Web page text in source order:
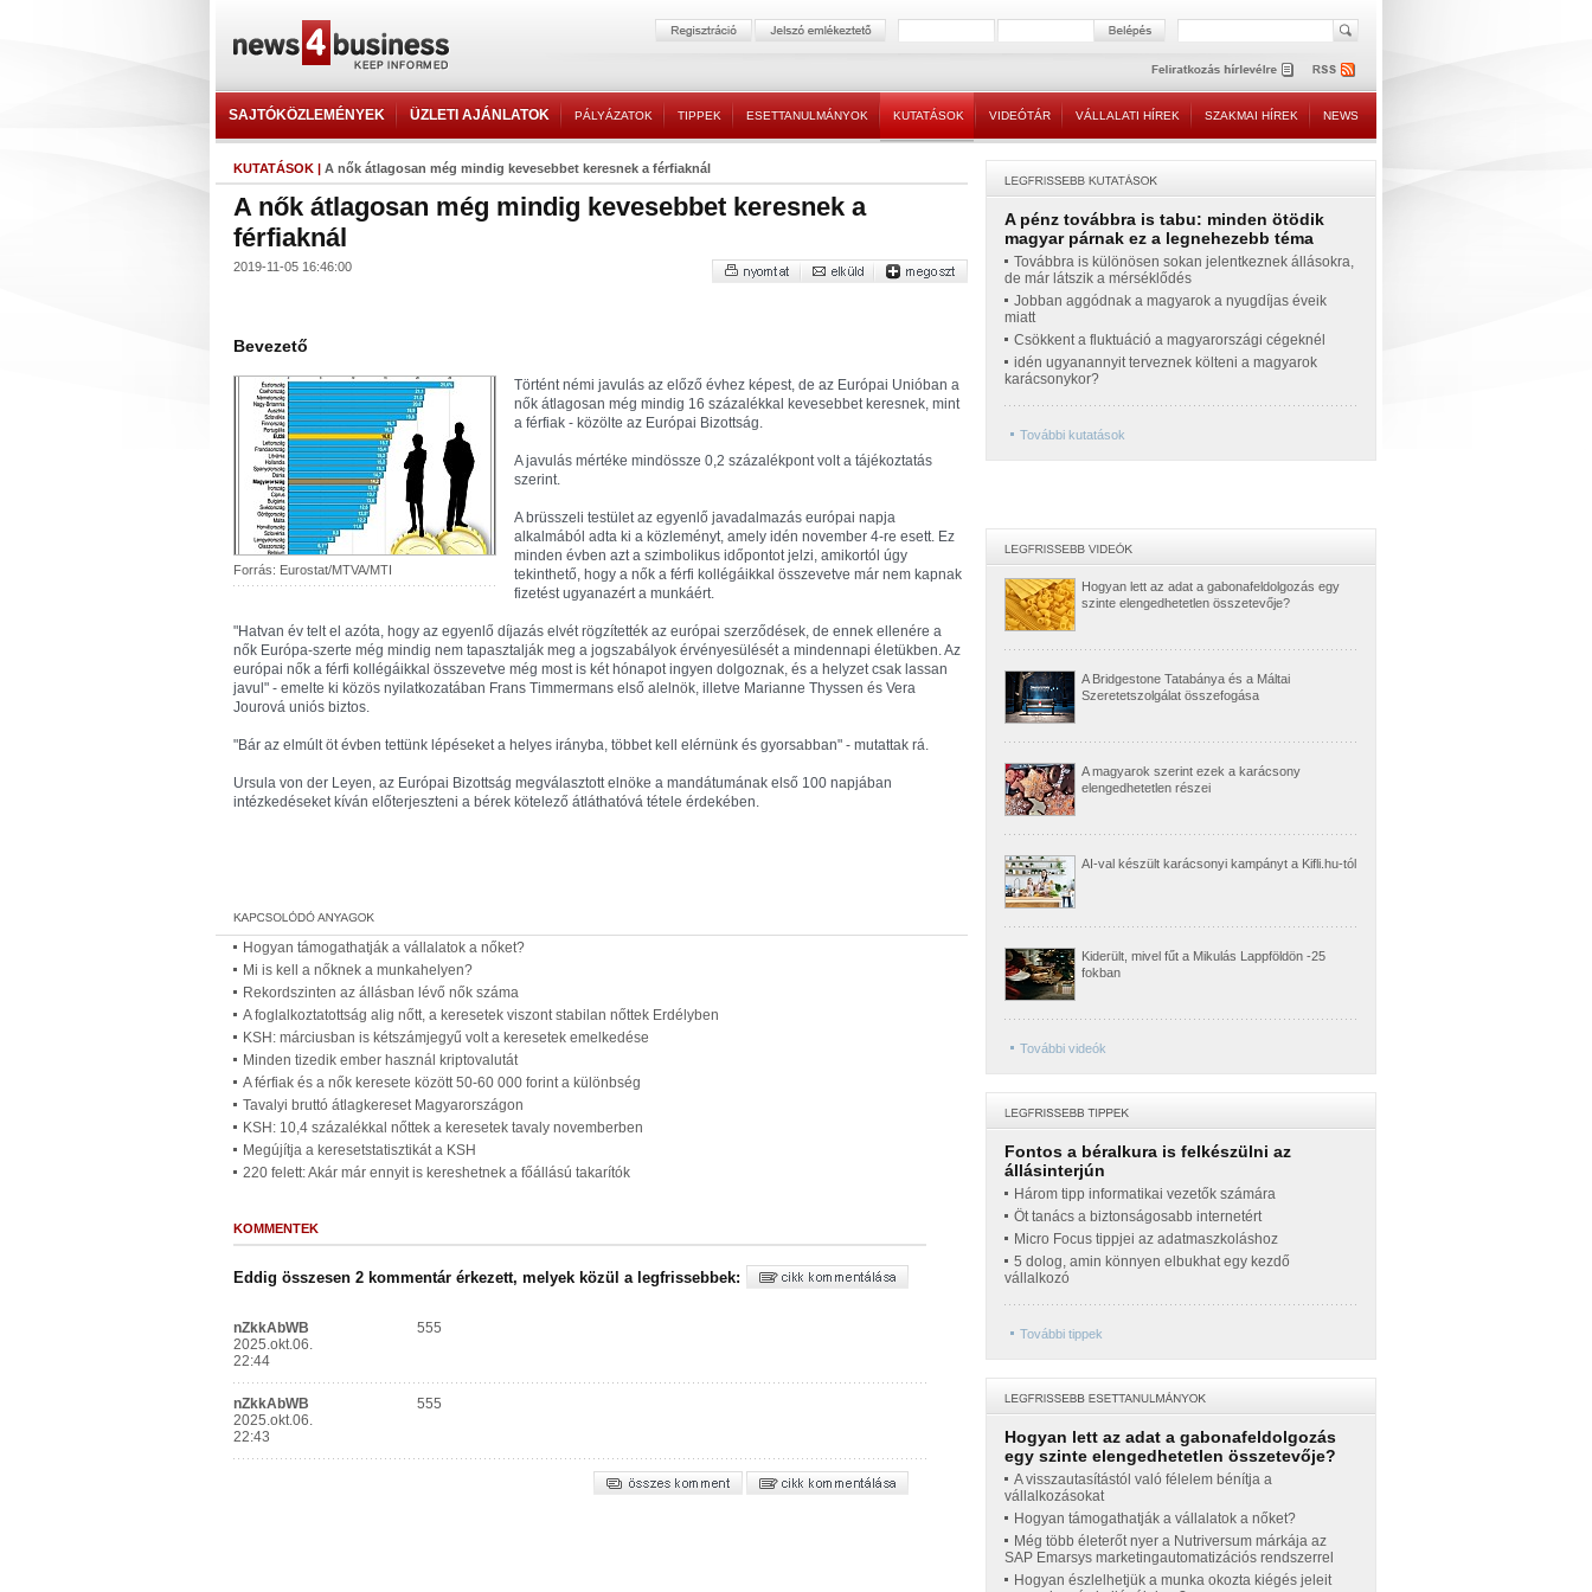
SAJTÓKÖZLEMÉNYEK ÜZLETI AJÁNLATOK PÁLYÁZATOK TIPPEK ESETTANULMÁNYOK KUTATÁSOK VIDEÓTÁR VÁLLALATI HÍREK SZAKMAI HÍREK NEWS
KUTATÁSOK | A nők átlagosan még mindig kevesebbet keresnek a férfiaknál
A nők átlagosan még mindig kevesebbet keresnek a
férfiaknál
2019-11-05 16:46:00
Bevezető
Forrás: Eurostat/MTVA/MTI
Történt némi javulás az előző évhez képest, de az Európai Unióban a
nők átlagosan még mindig 16 százalékkal kevesebbet keresnek, mint
a férfiak - közölte az Európai Bizottság.
A javulás mértéke mindössze 0,2 százalékpont volt a tájékoztatás
szerint.
A brüsszeli testület az egyenlő javadalmazás európai napja
alkalmából adta ki a közleményt, amely idén november 4-re esett. Ez
minden évben azt a szimbolikus időpontot jelzi, amikortól úgy
tekinthető, hogy a nők a férfi kollégáikkal összevetve már nem kapnak
fizetést ugyanazért a munkáért.
"Hatvan év telt el azóta, hogy az egyenlő díjazás elvét rögzítették az európai szerződések, de ennek ellenére a
nők Európa-szerte még mindig nem tapasztalják meg a jogszabályok érvényesülését a mindennapi életükben. Az
európai nők a férfi kollégáikkal összevetve még most is két hónapot ingyen dolgoznak, és a helyzet csak lassan
javul" - emelte ki közös nyilatkozatában Frans Timmermans első alelnök, illetve Marianne Thyssen és Vera
Jourová uniós biztos.
"Bár az elmúlt öt évben tettünk lépéseket a helyes irányba, többet kell elérnünk és gyorsabban" - mutattak rá.
Ursula von der Leyen, az Európai Bizottság megválasztott elnöke a mandátumának első 100 napjában
intézkedéseket kíván előterjeszteni a bérek kötelező átláthatóvá tétele érdekében.
Hogyan támogathatják a vállalatok a nőket?
Mi is kell a nőknek a munkahelyen?
Rekordszinten az állásban lévő nők száma
A foglalkoztatottság alig nőtt, a keresetek viszont stabilan nőttek Erdélyben
KSH: márciusban is kétszámjegyű volt a keresetek emelkedése
Minden tizedik ember használ kriptovalutát
A férfiak és a nők keresete között 50-60 000 forint a különbség
Tavalyi bruttó átlagkereset Magyarországon
KSH: 10,4 százalékkal nőttek a keresetek tavaly novemberben
Megújítja a keresetstatisztikát a KSH
220 felett: Akár már ennyit is kereshetnek a főállású takarítók
A pénz továbbra is tabu: minden ötödik
magyar párnak ez a legnehezebb téma
Továbbra is különösen sokan jelentkeznek állásokra,
de már látszik a mérséklődés
Jobban aggódnak a magyarok a nyugdíjas éveik
miatt
Csökkent a fluktuáció a magyarországi cégeknél
idén ugyanannyit terveznek költeni a magyarok
karácsonykor?
További kutatások
Hogyan lett az adat a gabonafeldolgozás egy
szinte elengedhetetlen összetevője?
A Bridgestone Tatabánya és a Máltai
Szeretetszolgálat összefogása
A magyarok szerint ezek a karácsony
elengedhetetlen részei
AI-val készült karácsonyi kampányt a Kifli.hu-tól
Kiderült, mivel fűt a Mikulás Lappföldön -25
fokban
További videók
Fontos a béralkura is felkészülni az
állásinterjún
Három tipp informatikai vezetők számára
Öt tanács a biztonságosabb internetért
Micro Focus tippjei az adatmaszkoláshoz
5 dolog, amin könnyen elbukhat egy kezdő
vállalkozó
További tippek
Hogyan lett az adat a gabonafeldolgozás
egy szinte elengedhetetlen összetevője?
A visszautasítástól való félelem bénítja a
vállalkozásokat
Hogyan támogathatják a vállalatok a nőket?
Még több életerőt nyer a Nutriversum márkája az
SAP Emarsys marketingautomatizációs rendszerrel
Hogyan észlelhetjük a munka okozta kiégés jeleit